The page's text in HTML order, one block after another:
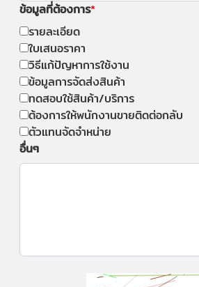
ข้อมูลที่ต้องการ
รายละเอียด
ใบเสนอราคา
วิธีแก้ปัญหาการใช้งาน
ข้อมูลการจัดส่งสินค้า
ทดสอบใช้สินค้า/บริการ
ต้องการให้พนักงานขายติดต่อกลับ
ตัวแทนจัดจำหน่าย
อื่นๆ